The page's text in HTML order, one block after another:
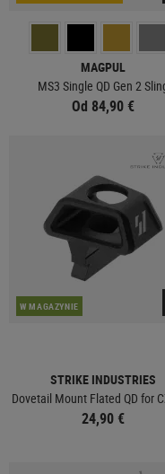
MAGPUL
MS3 Single QD Gen 2
Od 84,90 €
W MAGAZYNIE
STRIKE INDUSTRIES
Dovetail Mount Flated QD for
24,90 €